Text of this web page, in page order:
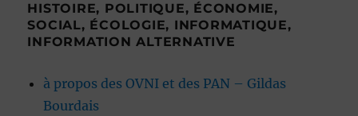
HISTOIRE, POLITIQUE, ÉCONOMIE,
SOCIAL, ÉCOLOGIE, INFORMATIQUE,
INFORMATION ALTERNATIVE
à propos des OVNI et des PAN – Gildas
Bourdais